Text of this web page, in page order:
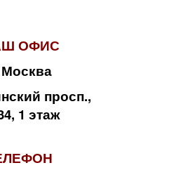
ОФИС
Москва
просп.,
1 этаж